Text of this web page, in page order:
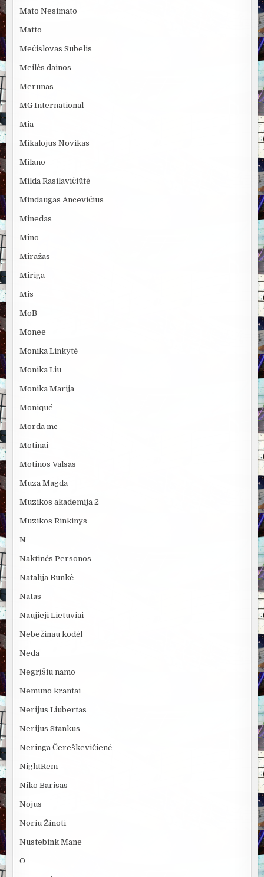
Mato Nesimato
Matto
Mečislovas Subelis
Meilės dainos
Merūnas
MG International
Mia
Mikalojus Novikas
Milano
Milda Rasilavičiūtė
Mindaugas Ancevičius
Minedas
Mino
Miražas
Miriga
Mis
MoB
Monee
Monika Linkytė
Monika Liu
Monika Marija
Moniqué
Morda mc
Motinai
Motinos Valsas
Muza Magda
Muzikos akademija 2
Muzikos Rinkinys
N
Naktinės Personos
Natalija Bunkė
Natas
Naujieji Lietuviai
Nebežinau kodėl
Neda
Negrįšiu namo
Nemuno krantai
Nerijus Liubertas
Nerijus Stankus
Neringa Čereškevičienė
NightRem
Niko Barisas
Nojus
Noriu Žinoti
Nustebink Mane
O